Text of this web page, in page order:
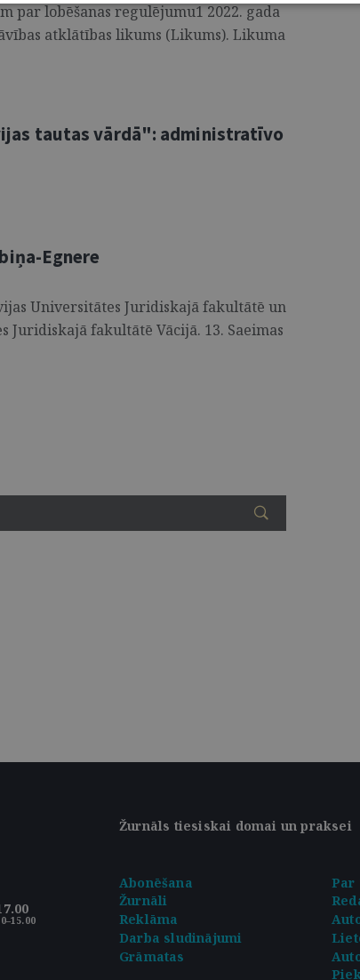
par lobēšanas regulējumu1 2022. gada
atklātības likums (Likums). Likuma
tautas vārdā": administratīvo
Egnere
Universitātes Juridiskajā fakultātē un
fakultātē Vācijā. 13. Saeimas
Žurnāls tiesiskai domai un praksei
Abonēšana
Par
Žurnāli
Reklāma
Darba sludinājumi
Grāmatas